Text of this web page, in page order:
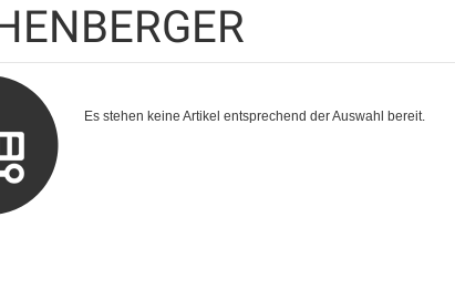
Es stehen keine Artikel entsprechend der Auswahl bereit.